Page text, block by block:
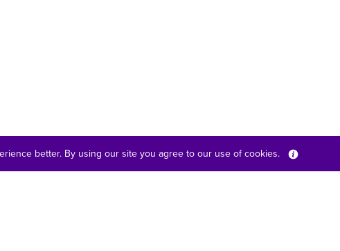
better. By using our site you agree to our use of cookies.